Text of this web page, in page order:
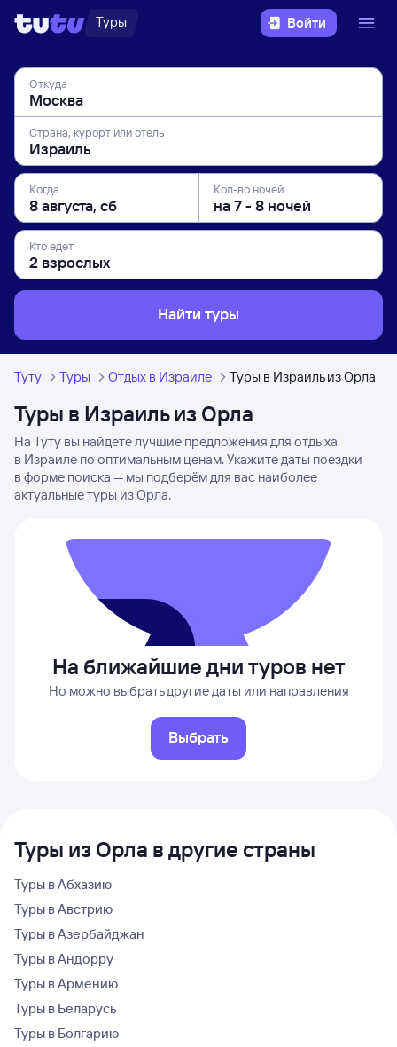
Туры Войти
Откуда
Страна, курорт или отель
Когда Кол-во ночей
Кто едет
Найти туры
Туту Туры Отдых в Израиле Туры в Израиль из Орла
Туры в Израиль из Орла
На Туту вы найдете лучшие предложения для отдыха
в Израиле по оптимальным ценам. Укажите даты поездки
в форме поиска — мы подберём для вас наиболее
актуальные туры из Орла.
На ближайшие дни туров нет
Но можно выбрать другие даты или направления
Выбрать
Туры из Орла в другие страны
Туры в Абхазию
Туры в Австрию
Туры в Азербайджан
Туры в Андорру
Туры в Армению
Туры в Беларусь
Туры в Болгарию